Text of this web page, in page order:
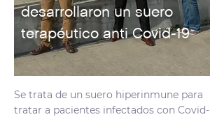
Se trata de un suero hiperinmune para
tratar a pacientes infectados con Covid-
desarrollaron un suero
terapéutico anti Covid-19